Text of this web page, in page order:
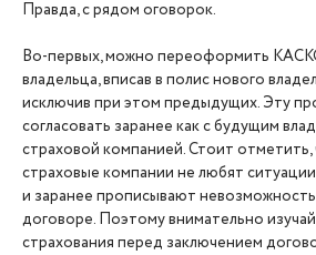
Правда, с рядом оговорок.
Во-первых, можно переоформить
владельца, вписав в полис нового
исключив при этом предыдущих. Эту
согласовать заранее как с будущим
страховой компанией. Стоит отметить,
страховые компании не любят
и заранее прописывают
договоре. Поэтому внимательно
страхования перед заключением